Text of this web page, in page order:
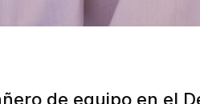
de equipo en el